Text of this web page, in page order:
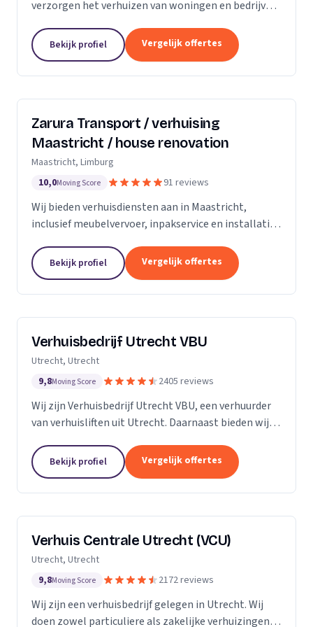
verzorgen het verhuizen van woningen en bedrijven
Bekijk profiel Vergelijk offertes
Zarura Transport / verhuising
Maastricht / house renovation
Maastricht, Limburg
10,0Moving Score 91 reviews
Wij bieden verhuisdiensten aan in Maastricht,
inclusief meubelvervoer, inpakservice en installatie
Bekijk profiel Vergelijk offertes
Verhuisbedrijf Utrecht VBU
Utrecht, Utrecht
9,8Moving Score 2405 reviews
Wij zijn Verhuisbedrijf Utrecht VBU, een verhuurder
van verhuisliften uit Utrecht. Daarnaast bieden wij
Bekijk profiel Vergelijk offertes
Verhuis Centrale Utrecht (VCU)
Utrecht, Utrecht
9,8Moving Score 2172 reviews
Wij zijn een verhuisbedrijf gelegen in Utrecht. Wij
doen zowel particuliere als zakelijke verhuizingen.